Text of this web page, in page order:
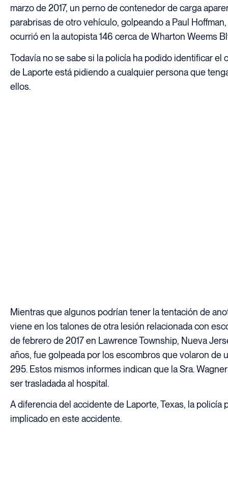
marzo de 2017, un perno de contenedor de carga
parabrisas de otro vehículo, golpeando a Paul
ocurrió en la autopista 146 cerca de Wharton Weems
Todavía no se sabe si la policía ha podido identificar
de Laporte está pidiendo a cualquier persona que
ellos.
Mientras que algunos podrían tener la tentación de
viene en los talones de otra lesión relacionada con
de febrero de 2017 en Lawrence Township, Nueva
años, fue golpeada por los escombros que volaron de
295. Estos mismos informes indican que la Sra.
ser trasladada al hospital.
A diferencia del accidente de Laporte, Texas, la
implicado en este accidente.